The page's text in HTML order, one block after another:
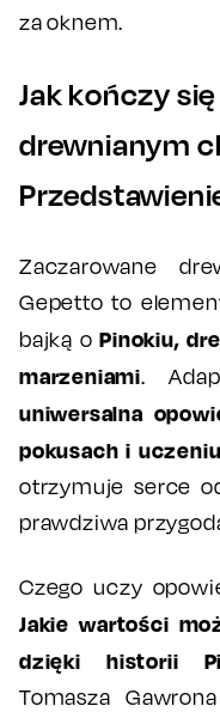
za oknem.
Jak kończy
drewnianym
Zaczarowane
Gepetto to
bajką oPinokiu,
marzeniami.
uniwersalna
pokusach i
otrzymuje serce
prawdziwa
Czego uczy
Jakie wartości
dzięki historii
Tomasza